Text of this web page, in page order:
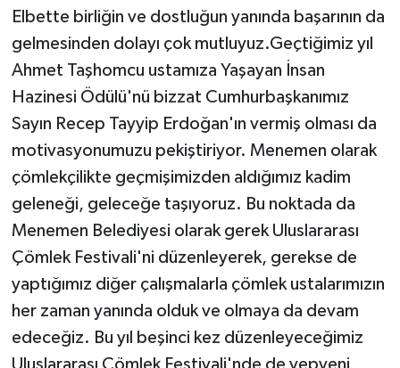
Elbette birliğin ve dostluğun yanında başarının da
gelmesinden dolayı çok mutluyuz.Geçtiğimiz yıl
Ahmet Taşhomcu ustamıza Yaşayan İnsan
Hazinesi Ödülü'nü bizzat Cumhurbaşkanımız
Sayın Recep Tayyip Erdoğan'ın vermiş olması da
motivasyonumuzu pekiştiriyor. Menemen olarak
çömlekçilikte geçmişimizden aldığımız kadim
geleneği, geleceğe taşıyoruz. Bu noktada da
Menemen Belediyesi olarak gerek Uluslararası
Çömlek Festivali'ni düzenleyerek, gerekse de
yaptığımız diğer çalışmalarla çömlek ustalarımızın
her zaman yanında olduk ve olmaya da devam
edeceğiz. Bu yıl beşinci kez düzenleyeceğimiz
Uluslararası Çömlek Festivali'nde de yepyeni